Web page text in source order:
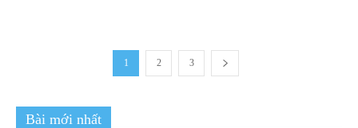
1 2 3
Bài mới nhất